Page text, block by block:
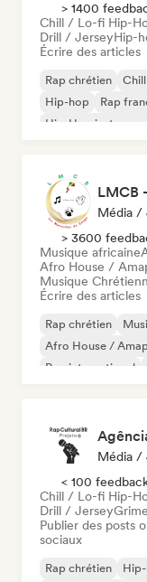
> 1400
Chill / Lo-fi Hip-
Drill / JerseyHip-
Écrire des articles
Rap chrétien
Hip-hop
Rap
Hip-Hop
LMCB
Média /
> 3600
Musique africaine
Afro House /
Musique
Écrire des articles
Rap chrétien
Afro House /
Rap international
Média /
< 100
Chill / Lo-fi Hip-
Drill / JerseyGrime
Publier des posts
sociaux
Rap chrétien